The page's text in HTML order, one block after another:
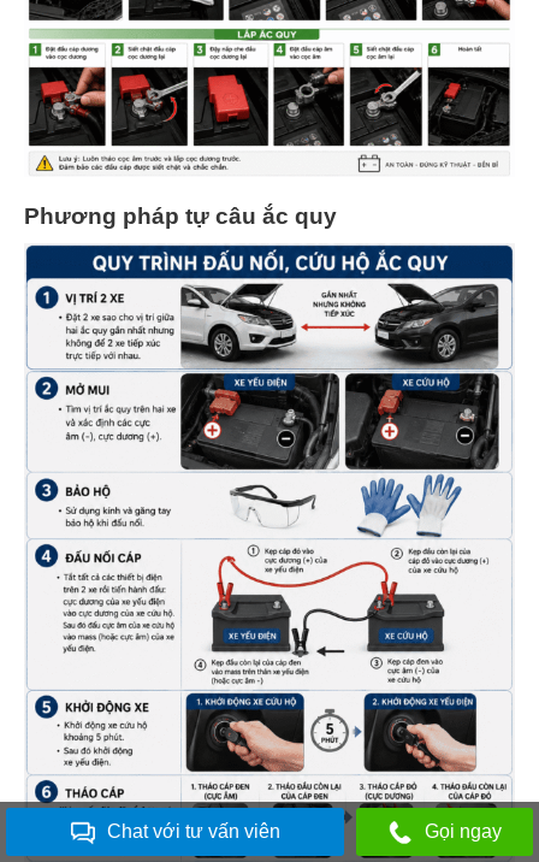
Phương pháp tự câu ắc quy
Chat với tư vấn viên Gọi ngay